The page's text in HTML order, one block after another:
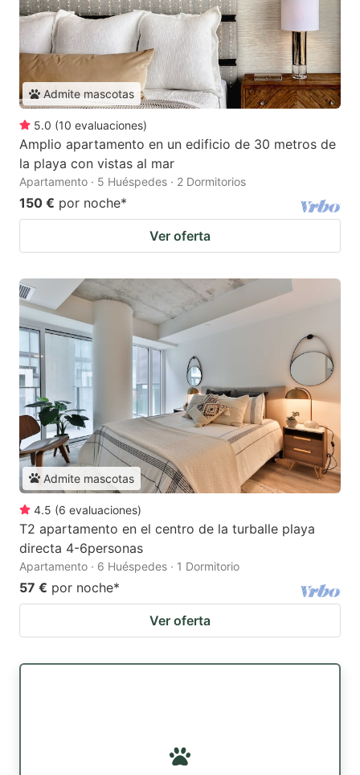
Admite mascotas
5.0 (10 evaluaciones)
Amplio apartamento en un edificio de 30 metros de
la playa con vistas al mar
Apartamento · 5 Huéspedes · 2 Dormitorios
150 € por noche*
Ver oferta
Admite mascotas
4.5 (6 evaluaciones)
T2 apartamento en el centro de la turballe playa
directa 4-6personas
Apartamento · 6 Huéspedes · 1 Dormitorio
57 € por noche*
Ver oferta